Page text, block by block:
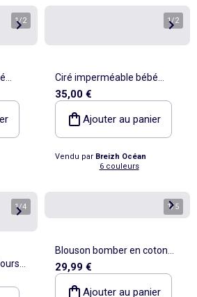
1/2 1/2
Ciré imperméable bébé
'Breizh Ocean' avec
Capuche, Poncho Intérieur
rayé
35,00 €
Ajouter au panier
Vendu par Breizh Océan
6 couleurs
1/4 1/5
Blouson bomber en coton
peigné avec imprimé
29,99 €
Ajouter au panier